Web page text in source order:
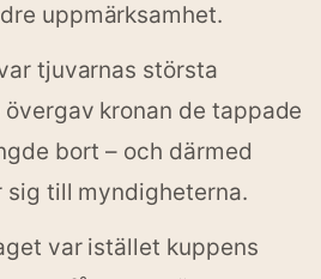
uppmärksamhet.
tjuvarnas största
kronan de tappade
bort – och därmed
sig till myndigheterna.
var istället kup­pens